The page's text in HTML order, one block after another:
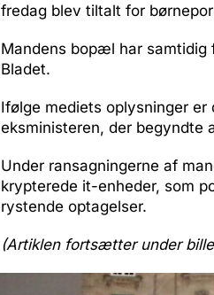
fredag blev tiltalt for
Mandens bopæl har
Bladet.
Ifølge mediets oplysninger
eksministeren, der begyndte
Under ransagningerne af
krypterede it-enheder, som
rystende optagelser.
(Artiklen fortsætter under